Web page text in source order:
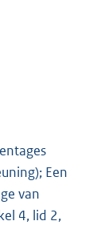
Een
van
4, lid 2,